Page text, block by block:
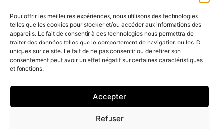
Pour offrir les meilleures expériences, nous utilisons des technologies
telles que les cookies pour stocker et/ou accéder aux informations des
appareils. Le fait de consentir à ces technologies nous permettra de
traiter des données telles que le comportement de navigation ou les ID
uniques sur ce site. Le fait de ne pas consentir ou de retirer son
consentement peut avoir un effet négatif sur certaines caractéristiques
et fonctions.
Accepter
Refuser
06 62 46 10 59
La Maison du Payré © 2026 | Tous droits réservés.
Politique de confidentialité